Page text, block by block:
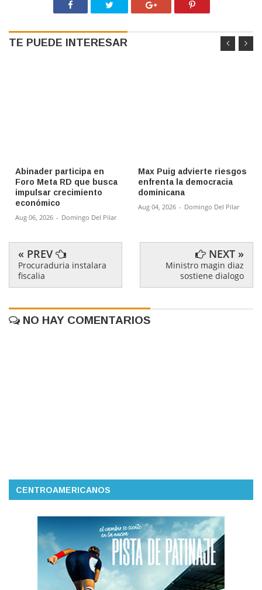
TE PUEDE INTERESAR
Abinader participa en
Foro Meta RD que busca
impulsar crecimiento
económico
Aug 06, 2026 - Domingo Del Pilar
Max Puig advierte riesgos
enfrenta la democracia
dominicana
Aug 04, 2026 - Domingo Del Pilar
« PREV
Procuraduria instalara
fiscalia
NEXT »
Ministro magin diaz
sostiene dialogo
NO HAY COMENTARIOS
CENTROAMERICANOS